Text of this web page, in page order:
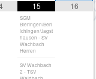
15
SGM
Bieringen/Berl
ichingen/Jagst
hausen - SV
Wachbach
Herren
SV Wachbach
2 - TSV
16